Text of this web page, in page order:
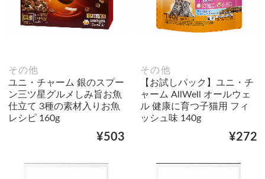
その他
ユニ・チャーム 銀のスプー
ン三ツ星グルメしみ旨お魚
仕立て 3種の素材入りお魚
レシピ 160g
¥503
その他
【お試しパック】ユニ・チ
ャーム AllWell オールウェ
ル 健康に育つ子猫用 フィ
ッシュ味 140g
¥272